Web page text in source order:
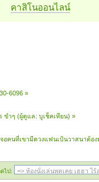
คาสิโนออนไลน์
6096 »
ขำๆ (ผู้ดูแล:บูเช็คเทียน) »
อคนที่เขามีดวงแฟนเป้นวาสนาต้อ
ไป: